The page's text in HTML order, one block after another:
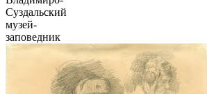
Суздальский
музей-
заповедник